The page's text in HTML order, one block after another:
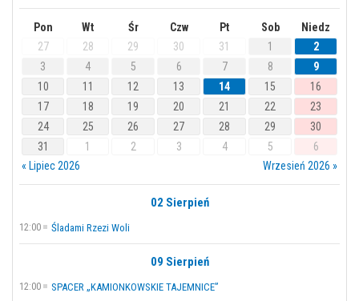
Pon Wt Śr Czw Pt Sob
Niedz
27
28 29 30 31 1
2
3
4 5 6 7 8
9
10
11 12 13 14 15
16
17
18 19 20 21 22
23
24
25 26 27 28 29
30
31
1 2 3 4 5
6
« Lipiec 2026
Wrzesień 2026 »
02 Sierpień
12:00 Śladami Rzezi Woli
09 Sierpień
12:00 SPACER „KAMIONKOWSKIE TAJEMNICE”